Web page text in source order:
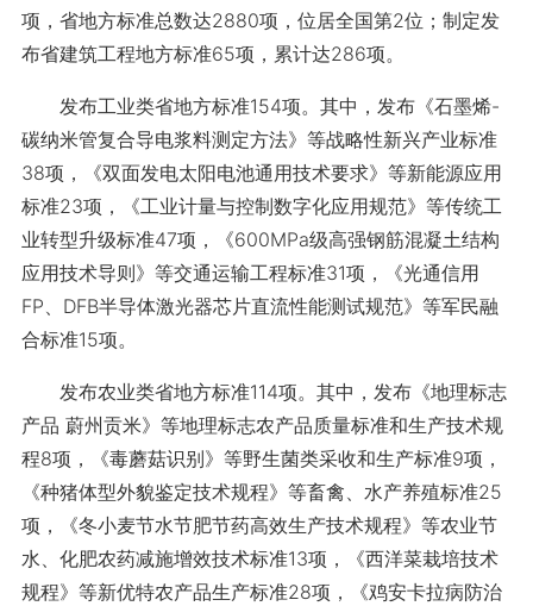
项，省地方标准总数达2880项，位居全国第2位；制定发
布省建筑工程地方标准65项，累计达286项。
发布工业类省地方标准154项。其中，发布《石墨烯-
碳纳米管复合导电浆料测定方法》等战略性新兴产业标准
38项，《双面发电太阳电池通用技术要求》等新能源应用
标准23项，《工业计量与控制数字化应用规范》等传统工
业转型升级标准47项，《600MPa级高强钢筋混凝土结构
应用技术导则》等交通运输工程标准31项，《光通信用
FP、DFB半导体激光器芯片直流性能测试规范》等军民融
合标准15项。
发布农业类省地方标准114项。其中，发布《地理标志
产品 蔚州贡米》等地理标志农产品质量标准和生产技术规
程8项，《毒蘑菇识别》等野生菌类采收和生产标准9项，
《种猪体型外貌鉴定技术规程》等畜禽、水产养殖标准25
项，《冬小麦节水节肥节药高效生产技术规程》等农业节
水、化肥农药减施增效技术标准13项，《西洋菜栽培技术
规程》等新优特农产品生产标准28项，《鸡安卡拉病防治